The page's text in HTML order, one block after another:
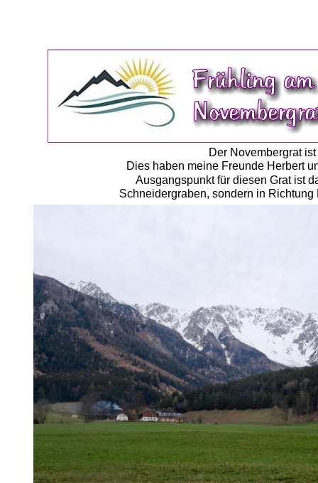
Der Novembergrat
Dies haben meine Freunde Herbert
Ausgangspunkt für diesen Grat ist
Schneidergraben, sondern in